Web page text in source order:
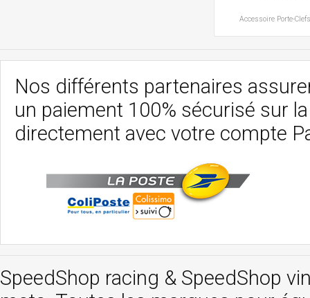
Accessoire Porte-
Nos différents partenaires
un paiement 100% sécurisé sur
directement avec votre compte
SpeedShop racing & SpeedShop